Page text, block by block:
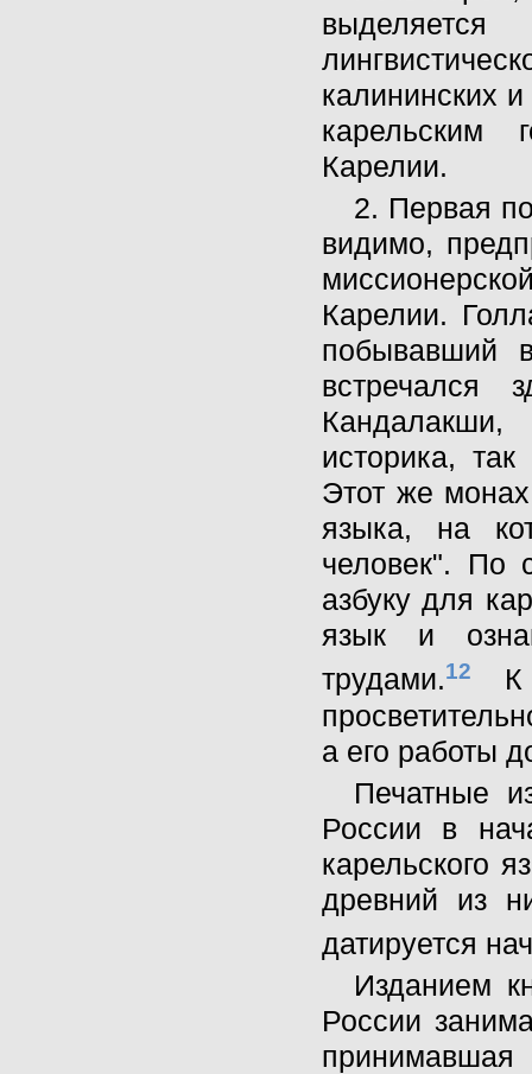
калининских
карельским
Карелии.
2. Первая
видимо,
Карелии.
побывавший
историка,
Этот же
языка, на
человек". По
азбуку для
язык и
трудами.12
К
а его работы
Печатные
России в
карельского
древний из
датируется
Изданием
России